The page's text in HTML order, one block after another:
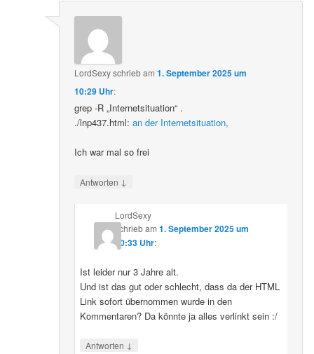
LordSexyschriebam1. September 2025 um
10:29 Uhr:
grep -R „Internetsituation“ .
./lnp437.html:an der Internetsituation,
Ich war mal so frei
Antworten ↓
LordSexy
schriebam 1. September 2025 um
10:33 Uhr:
Ist leider nur 3 Jahre alt.
Und ist das gut oder schlecht, dass da der HTML
Link sofort übernommen wurde in den
Kommentaren? Da könnte ja alles verlinkt sein :/
Antworten ↓